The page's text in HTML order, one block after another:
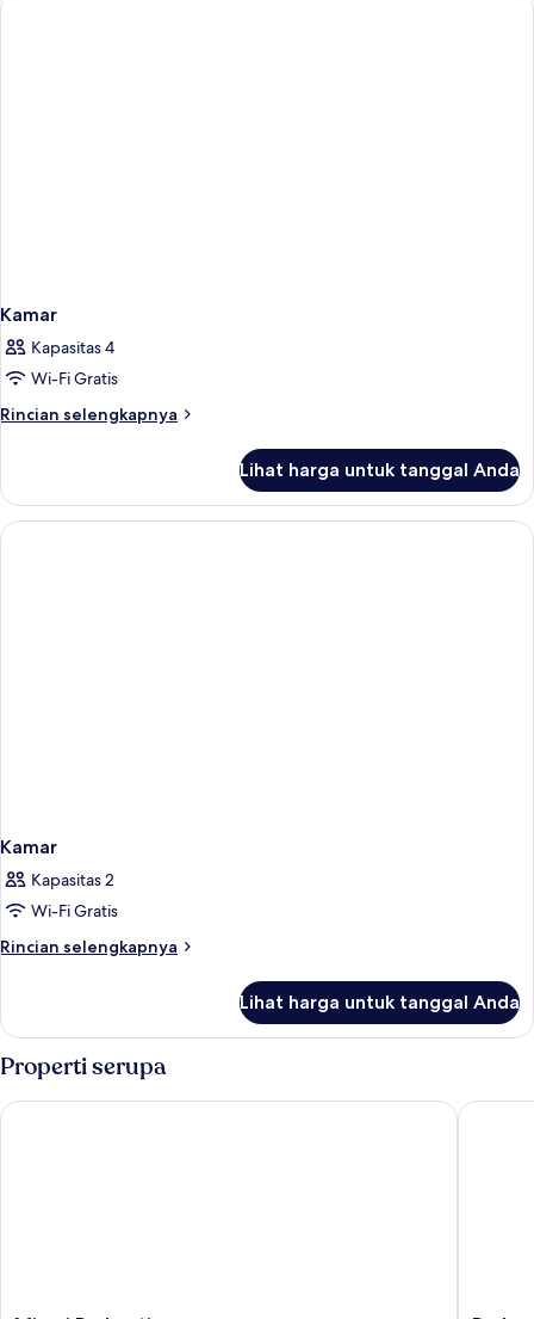
Kamar
Kapasitas 4
Wi-Fi Gratis
Rincian selengkapnya
Rincian
Kamar
Lihat harga untuk tanggal Anda
Kamar
Kapasitas 2
Wi-Fi Gratis
Rincian selengkapnya
Rincian
Kamar
Lihat harga untuk tanggal Anda
Properti serupa
Mimpi Perhentian